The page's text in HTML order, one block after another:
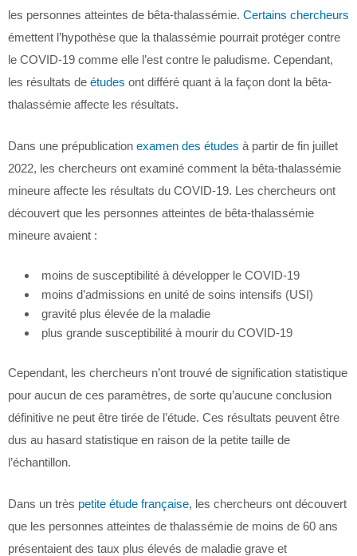
les personnes atteintes de bêta-thalassémie. Certains chercheurs
émettent l’hypothèse que la thalassémie pourrait protéger contre
le COVID-19 comme elle l’est contre le paludisme. Cependant,
les résultats de études ont différé quant à la façon dont la bêta-
thalassémie affecte les résultats.
Dans une prépublication examen des études à partir de fin juillet
2022, les chercheurs ont examiné comment la bêta-thalassémie
mineure affecte les résultats du COVID-19. Les chercheurs ont
découvert que les personnes atteintes de bêta-thalassémie
mineure avaient :
moins de susceptibilité à développer le COVID-19
moins d’admissions en unité de soins intensifs (USI)
gravité plus élevée de la maladie
plus grande susceptibilité à mourir du COVID-19
Cependant, les chercheurs n’ont trouvé de signification statistique
pour aucun de ces paramètres, de sorte qu’aucune conclusion
définitive ne peut être tirée de l’étude. Ces résultats peuvent être
dus au hasard statistique en raison de la petite taille de
l’échantillon.
Dans un très petite étude française, les chercheurs ont découvert
que les personnes atteintes de thalassémie de moins de 60 ans
présentaient des taux plus élevés de maladie grave et